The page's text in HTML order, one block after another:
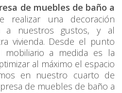
de muebles de baño a
realizar una decoración
a nuestros gustos, y al
vivienda. Desde el punto
mobiliario a medida es la
al máximo el espacio
en nuestro cuarto de
de muebles de baño a